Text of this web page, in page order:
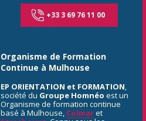
+33 3 69 76 11 00
Organisme de Formation
Continue à Mulhouse
EP ORIENTATION et FORMATION,
société du Groupe Homnéo est un
Organisme de formation continue
basé à Mulhouse, Colmaret